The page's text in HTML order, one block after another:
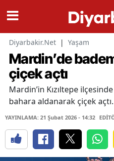
Diyarbakir.Net | Yaşam
Mardin’de
çiçek açtı
Mardin’in Kızıltepe
bahara aldanarak çiçek açtı.
YAYINLAMA: 21 Şubat 2026 - 14:32